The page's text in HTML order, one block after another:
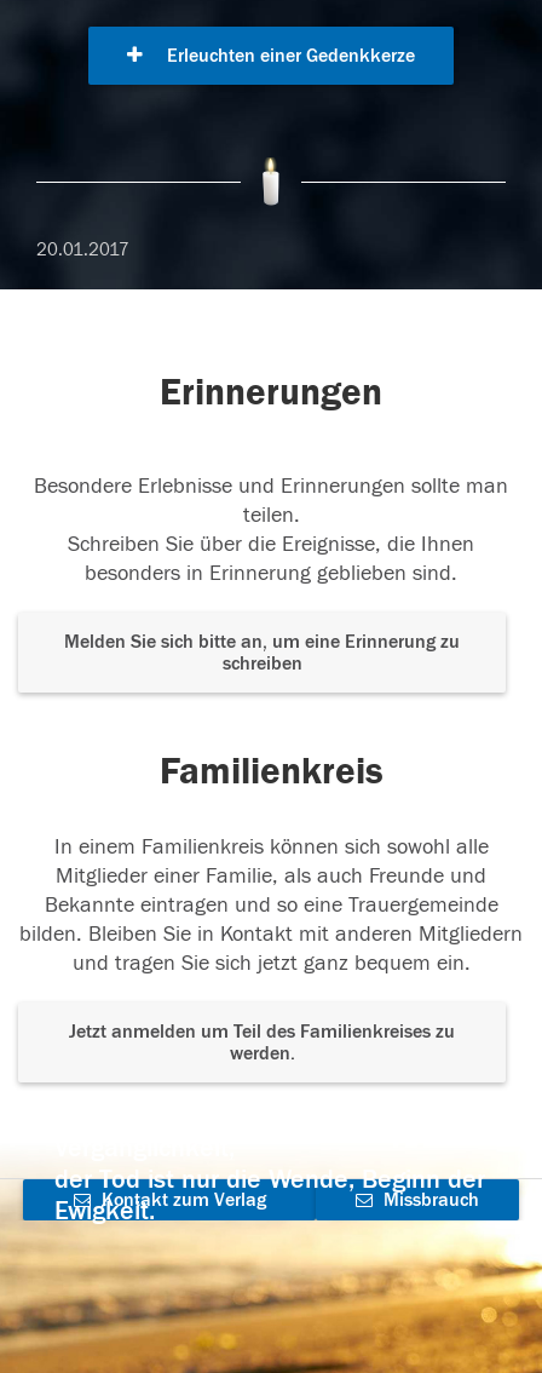
Erleuchten einer Gedenkkerze
20.01.2017
Erinnerungen
Besondere Erlebnisse und Erinnerungen sollte man
teilen.
Schreiben Sie über die Ereignisse, die Ihnen
besonders in Erinnerung geblieben sind.
Melden Sie sich bitte an, um eine Erinnerung zu
schreiben
Familienkreis
In einem Familienkreis können sich sowohl alle
Mitglieder einer Familie, als auch Freunde und
Bekannte eintragen und so eine Trauergemeinde
bilden. Bleiben Sie in Kontakt mit anderen Mitgliedern
und tragen Sie sich jetzt ganz bequem ein.
Jetzt anmelden um Teil des Familienkreises zu
werden.
der Tod ist nur die Wende, Beginn der
Ewigkeit.
Kontakt zum Verlag
aufnehmen
Missbrauch